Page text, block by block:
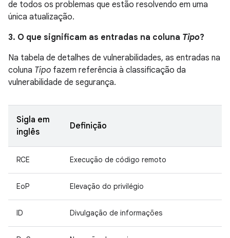
de todos os problemas que estão resolvendo em uma
única atualização.
3. O que significam as entradas na coluna Tipo?
Na tabela de detalhes de vulnerabilidades, as entradas na
coluna Tipo fazem referência à classificação da
vulnerabilidade de segurança.
Sigla em
inglês
Definição
RCE Execução de código remoto
EoP Elevação do privilégio
ID Divulgação de informações